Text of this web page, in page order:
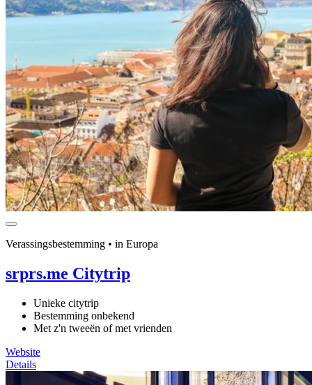
Verassingsbestemming • in Europa
srprs.me Citytrip
Unieke citytrip
Bestemming onbekend
Met z'n tweeën of met vrienden
Website
Details